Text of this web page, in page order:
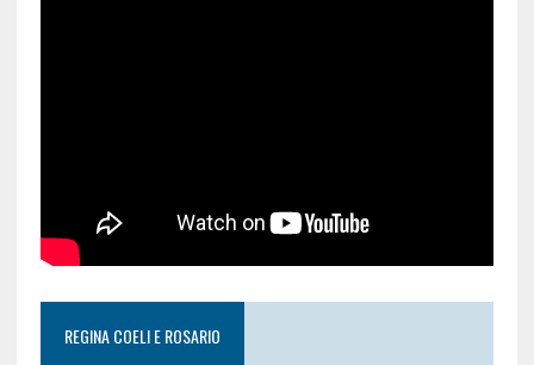
REGINA COELI E ROSARIO